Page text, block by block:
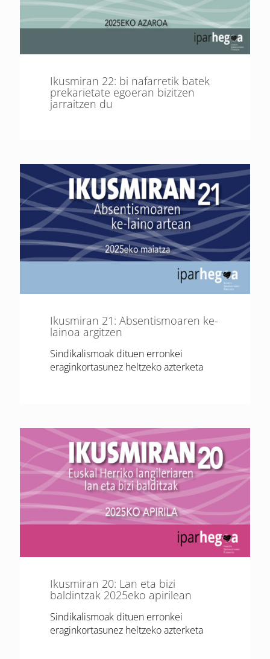
Ikusmiran 22: bi nafarretik batek
prekarietate egoeran bizitzen
jarraitzen du
Ikusmiran 21: Absentismoaren ke-
lainoa argitzen
Sindikalismoak dituen erronkei
eraginkortasunez heltzeko azterketa
Ikusmiran 20: Lan eta bizi
baldintzak 2025eko apirilean
Sindikalismoak dituen erronkei
eraginkortasunez heltzeko azterketa